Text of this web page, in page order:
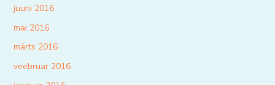
juuni 2016
mai 2016
märts 2016
veebruar 2016